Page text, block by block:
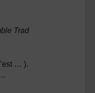
Trad
… ).